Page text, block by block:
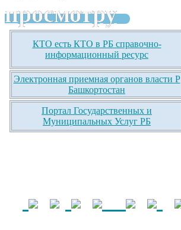
просмотру
КТО есть КТО в РБ справочно-
информационный ресурс
Электронная приемная органов власти Р
Башкортостан
Портал Государственных и
Муниципальных Услуг РБ